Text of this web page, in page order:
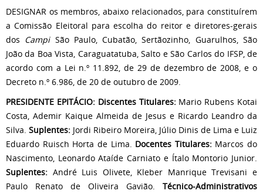
DESIGNAR os membros, abaixo relacionados, para constituírem
a Comissão Eleitoral para escolha do reitor e diretores-gerais
dos Campi São Paulo, Cubatão, Sertãozinho, Guarulhos, São
João da Boa Vista, Caraguatatuba, Salto e São Carlos do IFSP, de
acordo com a Lei n.º 11.892, de 29 de dezembro de 2008, e o
Decreto n.º 6.986, de 20 de outubro de 2009.
PRESIDENTE EPITÁCIO: Discentes Titulares: Mario Rubens Kotai
Costa, Ademir Kaique Almeida de Jesus e Ricardo Leandro da
Silva. Suplentes: Jordi Ribeiro Moreira, Júlio Dinis de Lima e Luiz
Eduardo Ruisch Horta de Lima. Docentes Titulares: Marcos do
Nascimento, Leonardo Ataíde Carniato e Ítalo Montorio Junior.
Suplentes: André Luis Olivete, Kleber Manrique Trevisani e
Paulo Renato de Oliveira Gavião. Técnico-Administrativos